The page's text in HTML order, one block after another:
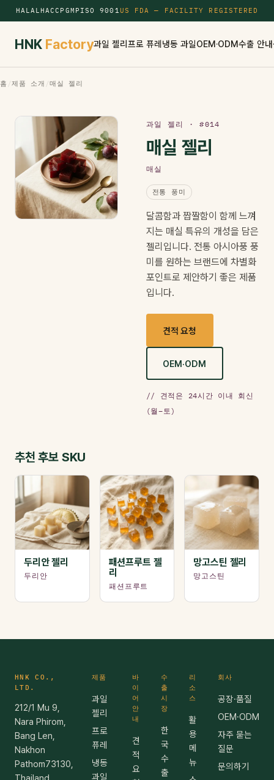
HALALHACCP GMP ISO 9001US FDA — FACILITY REGISTERED
HNK Factory과일 젤리프로 퓨레냉동 과일OEM·ODM수출 안내
홈 /제품 소개 /매실 젤리
과일 젤리 · #014
매실 젤리
매실
전통 풍미
달콤함과 짭짤함이 함께 느껴
지는 매실 특유의 개성을 담은
젤리입니다. 전통 아시아풍 풍
미를 원하는 브랜드에 차별화
포인트로 제안하기 좋은 제품
입니다.
견적 요청
OEM·ODM
// 견적은 24시간 이내 회신
(월–토)
추천 후보 SKU
두리안 젤리
두리안
패션프루트 젤
리
패션프루트
망고스틴 젤리
망고스틴
HNK CO.,
LTD.
212/1 Mu 9,
Nara Phirom,
Bang Len,
Nakhon
Pathom73130,
Thailand
제품
과일
젤리
프로
퓨레
냉동
과일
바
이
어
안
내
견
적
요
수
출
시
장
한
국
수
출
리
소
스
활
용
메
뉴
회사
공장·품질
OEM·ODM
자주 묻는
질문
문의하기